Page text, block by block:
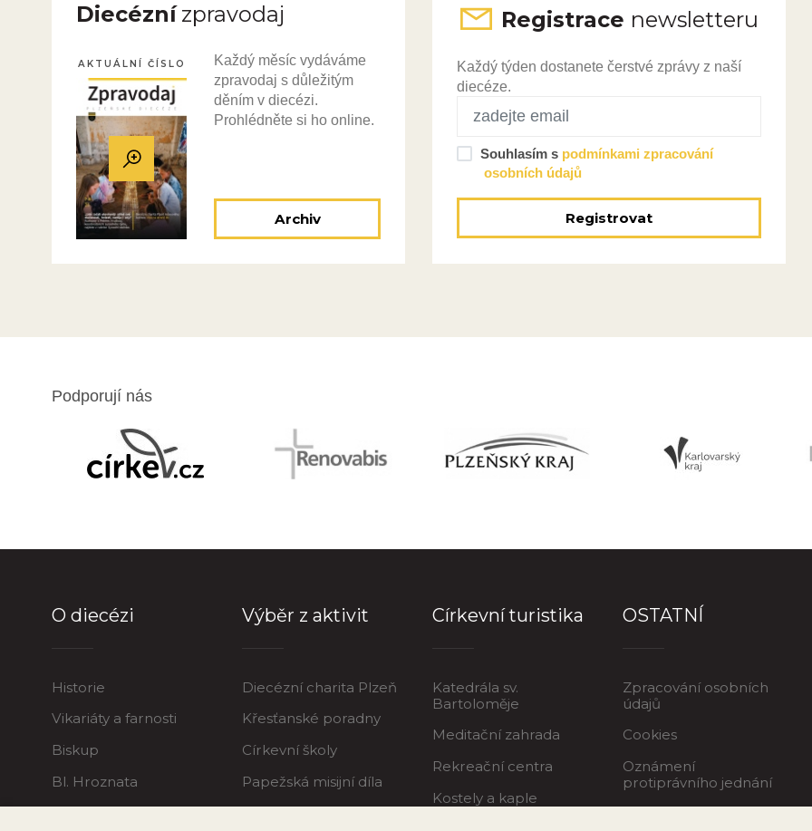
Diecéznízpravodaj
AKTUÁLNÍ ČÍSLO
Každý měsíc vydáváme
zpravodaj s důležitým
děním v diecézi.
Prohlédněte si ho online.
Archiv
Registrace newsletteru
Každý týden dostanete čerstvé zprávy z naší
diecéze.
Souhlasím s podmínkami zpracování
osobních údajů
Registrovat
Podporují nás
O diecézi
Historie
Vikariáty a farnosti
Biskup
Bl. Hroznata
Výběr z aktivit
Diecézní charita Plzeň
Křesťanské poradny
Církevní školy
Papežská misijní díla
Církevní turistika
Katedrála sv.
Bartoloměje
Meditační zahrada
Rekreační centra
Kostely a kaple
OSTATNÍ
Zpracování osobních
údajů
Cookies
Oznámení
protiprávního jednání